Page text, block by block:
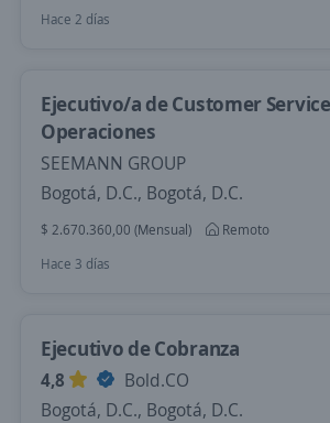
Hace 2 días
Ejecutivo/a de Customer
Operaciones
SEEMANN GROUP
Bogotá, D.C., Bogotá, D.C.
$ 2.670.360,00 (Mensual)
Remoto
Hace 3 días
Ejecutivo de Cobranza
4,8
Bold.CO
Bogotá, D.C., Bogotá, D.C.